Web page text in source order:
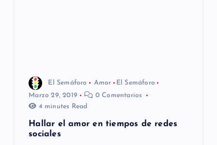
El Semáforo Amor
El Semáforo
Marzo 29, 2019
0 Comentarios
4 minutes Read
Hallar el amor en tiempos de redes
sociales